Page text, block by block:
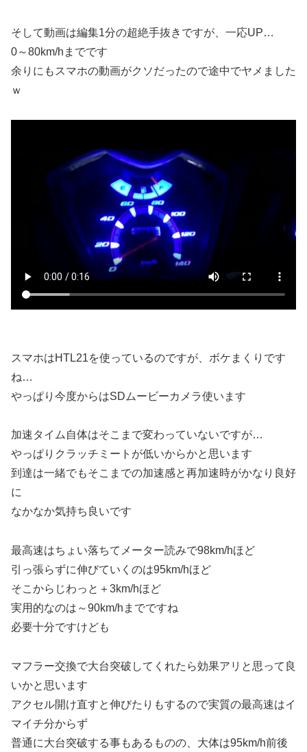
そして動画は編集1分の超絶手抜きですが、一応UP…
0～80km/hまでです
余りにもスマホの動画がクソだったので途中でヤメました
ｗ
スマホはHTL21を使っているのですが、ボケまくりです
ね…
やっぱり今度からはSDムービーカメラ使います
加速タイム自体はそこまで変わっていないですが…
やっぱりクラッチミートが低いからかと思います
到達は一緒でもそこまでの加速感と再加速時がかなり良好
に
なかなか気持ち良いです
最高速はちょい落ちてメーター読みで98km/hほど
引っ張らずに伸びていくのは95km/hほど
そこからじわっと＋3km/hほど
実用的なのは～90km/hまでですね
必要十分ですけども
マフラー交換で大台突破してくれたら効果アリと思って良
いかと思います
アクセル開け直すと伸びたりもするので実質の最高速はイ
マイチ分からず
普通に大台突破する事もあるものの、大体は95km/h前後